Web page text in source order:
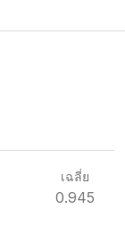
เฉลี่ย
0.945